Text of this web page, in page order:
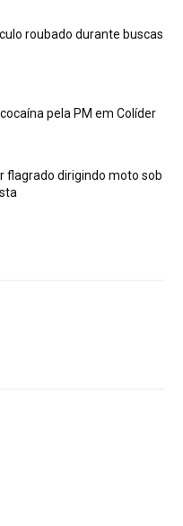
roubado durante buscas
pela PM em Colíder
flagrado dirigindo moto sob